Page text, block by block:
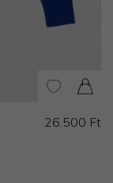
26.500 Ft